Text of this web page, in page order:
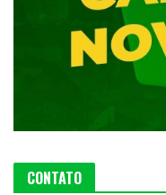
CONTATO